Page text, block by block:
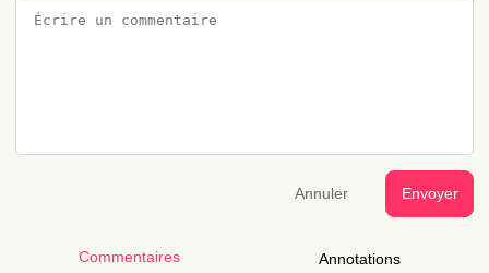
Annuler Envoyer
Commentaires Annotations